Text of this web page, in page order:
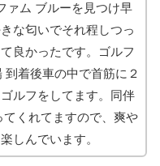
ァム ブルーを見つけ早
な匂いでそれ程しつっ
良かったです。ゴルフ
到着後車の中で首筋に２
ルフをしてます。同伴
くれてますので、爽や
しんでいます。